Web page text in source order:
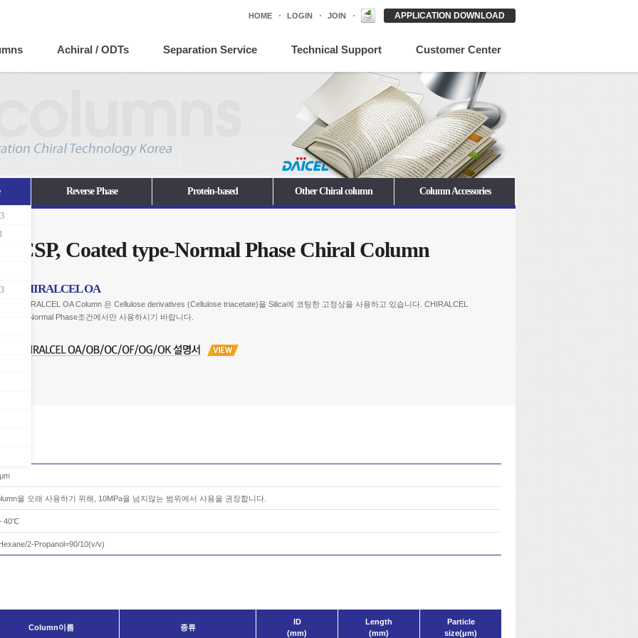
HOME LOGIN JOIN APPLICATION DOWNLOAD
Achiral / ODTs Separation Service Technical Support Customer Center
Reverse Phase Protein-based Other Chiral column Column Accessories
CSP, Coated type-Normal Phase Chiral Column
CHIRALCEL OA
CHIRALCEL OA Column 은 Cellulose derivatives (Cellulose triacetate)을 Silica에 코팅한 고정상을 사용하고 있습니다. CHIRALCEL
OANormal Phase조건에서만 사용하시기 바랍니다.
을 오래 사용하기 위해, 10MPa을 넘지않는 범위에서 사용을 권장합니다.
40℃
2-Propanol=90/10(v/v)
Column이름 종류
ID
(mm)
Length
(mm)
Particle
size(μm)